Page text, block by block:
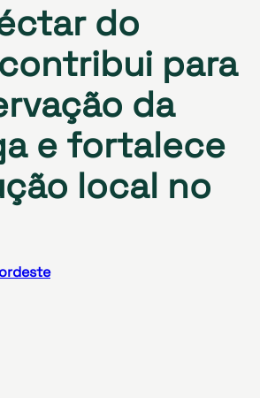
do
para
da
e fortalece
local no